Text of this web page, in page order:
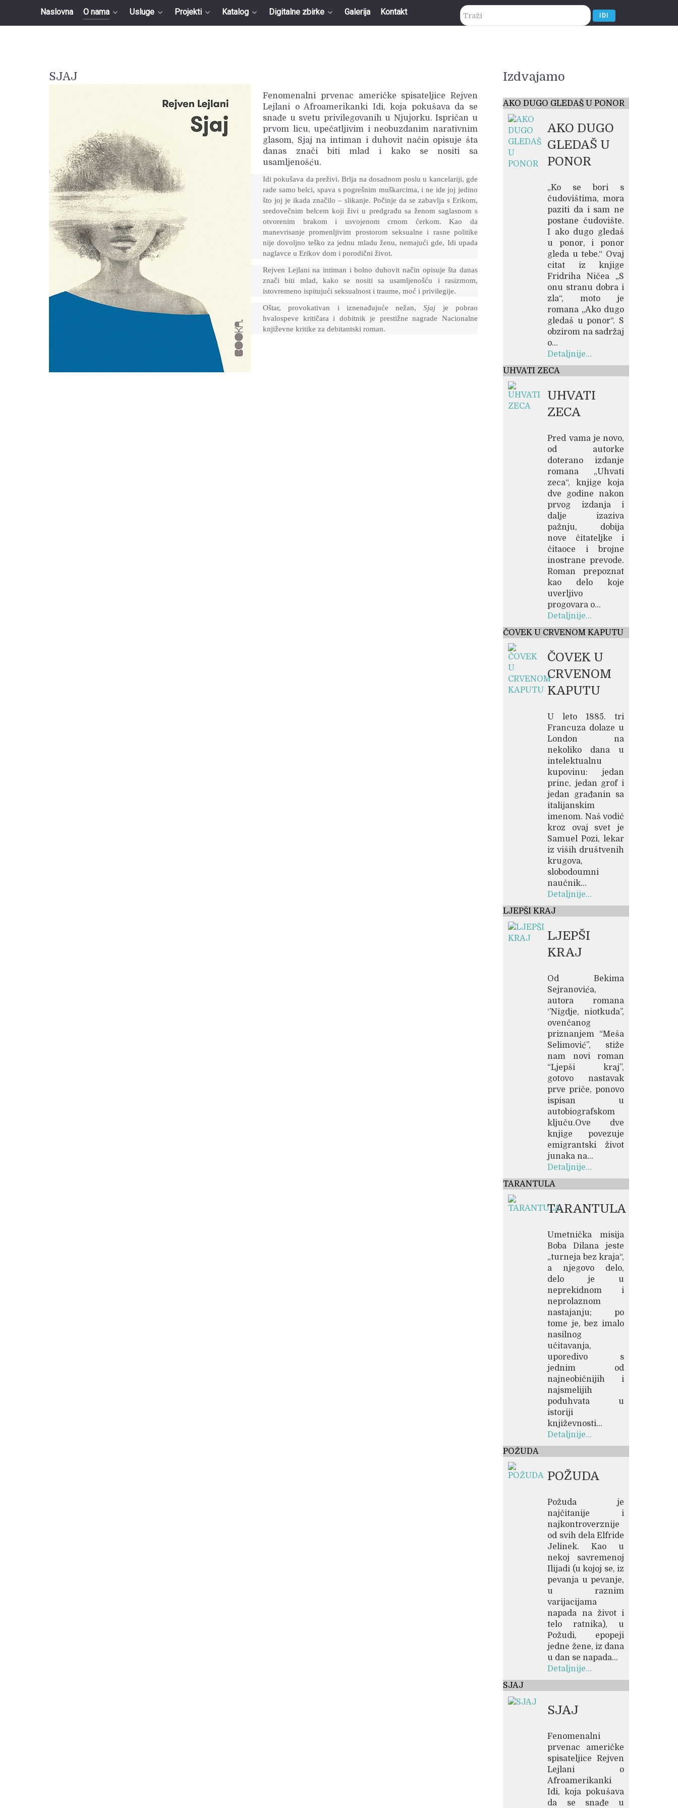
Naslovna O nama Usluge Projekti Katalog Digitalne zbirke Galerija Kontakt traži... IDI
SJAJ
Fenomenalni prvenac američke spisateljice Rejven
Lejlani o Afroamerikanki Idi, koja pokušava da se
snađe u svetu privilegovanih u Njujorku. Ispričan u
prvom licu, upečatljivim i neobuzdanim narativnim
glasom, Sjaj na intiman i duhovit način opisuje šta
danas znači biti mlad i kako se nositi sa
usamljenošću.
Idi pokušava da preživi. Brlja na dosadnom poslu u kancelariji, gde
rade samo belci, spava s pogrešnim muškarcima, i ne ide joj jedino
što joj je ikada značilo – slikanje. Počinje da se zabavlja s Erikom,
sredovečnim belcem koji živi u predgrađu sa ženom saglasnom s
otvorenim brakom i usvojenom crnom ćerkom. Kao da
manevrisanje promenljivim prostorom seksualne i rasne politike
nije dovoljno teško za jednu mladu ženu, nemajući gde, Idi upada
naglavce u Erikov dom i porodični život.
Rejven Lejlani na intiman i bolno duhovit način opisuje šta danas
znači biti mlad, kako se nositi sa usamljenošću i rasizmom,
istovremeno ispitujući seksualnost i traume, moć i privilegije.
Oštar, provokativan i iznenađujuće nežan,Sjaj je pobrao
hvalospeve kritičara i dobitnik je prestižne nagrade Nacionalne
književne kritike za debitantski roman.
Izdvajamo
AKO DUGO GLEDAŠ U PONOR
AKO DUGO
GLEDAŠ U
PONOR
„Ko se bori s
čudovištima, mora
paziti da i sam ne
postane čudovište.
I ako dugo gledaš
u ponor, i ponor
gleda u tebe.“ Ovaj
citat iz knjige
Fridriha Ničea „S
onu stranu dobra i
zla“, moto je
romana „Ako dugo
gledaš u ponor“. S
obzirom na sadržaj
o...
Detaljnije...
UHVATI ZECA
UHVATI
ZECA
Pred vama je novo,
od autorke
doterano izdanje
romana „Uhvati
zeca“, knjige koja
dve godine nakon
prvog izdanja i
dalje izaziva
pažnju, dobija
nove čitateljke i
čitaoce i brojne
inostrane prevode.
Roman prepoznat
kao delo koje
uverljivo
progovara o...
Detaljnije...
ČOVEK U CRVENOM KAPUTU
ČOVEK U
CRVENOM
KAPUTU
U leto 1885. tri
Francuza dolaze u
London na
nekoliko dana u
intelektualnu
kupovinu: jedan
princ, jedan grof i
jedan građanin sa
italijanskim
imenom. Naš vodič
kroz ovaj svet je
Samuel Pozi, lekar
iz viših društvenih
krugova,
slobodoumni
naučnik...
Detaljnije...
LJEPŠI KRAJ
LJEPŠI
KRAJ
Od Bekima
Sejranovića,
autora romana
‘’Nigdje, niotkuda’’,
ovenčanog
priznanjem “Meša
Selimović”, stiže
nam novi roman
“Ljepši kraj”,
gotovo nastavak
prve priče, ponovo
ispisan u
autobiografskom
ključu.Ove dve
knjige povezuje
emigrantski život
junaka na...
Detaljnije...
TARANTULA
TARANTULA
Umetnička misija
Boba Dilana jeste
„turneja bez kraja“,
a njegovo delo,
delo je u
neprekidnom i
neprolaznom
nastajanju; po
tome je, bez imalo
nasilnog
učitavanja,
uporedivo s
jednim od
najneobičnijih i
najsmelijih
poduhvata u
istoriji
književnosti...
Detaljnije...
POŽUDA
POŽUDA
Požuda je
najčitanije i
najkontroverznije
od svih dela Elfride
Jelinek. Kao u
nekoj savremenoj
Ilijadi (u kojoj se, iz
pevanja u pevanje,
u raznim
varijacijama
napada na život i
telo ratnika), u
Požudi, epopeji
jedne žene, iz dana
u dan se napada...
Detaljnije...
SJAJ
SJAJ
Fenomenalni
prvenac američke
spisateljice Rejven
Lejlani o
Afroamerikanki
Idi, koja pokušava
da se snađe u